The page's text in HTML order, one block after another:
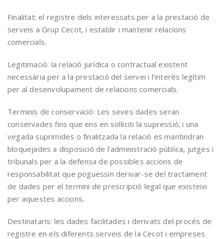
Finalitat: el registre dels interessats per a la prestació de
serveis a Grup Cecot, i establir i mantenir relacions
comercials.
Legitimació: la relació jurídica o contractual existent
necessària per a la prestació del servei i l’interès legítim
per al desenvolupament de relacions comercials.
Terminis de conservació: Les seves dades seran
conservades fins que ens en sol·liciti la supressió; i una
vegada suprimides o finalitzada la relació es mantindran
bloquejades a disposició de l’administració pública, jutges i
tribunals per a la defensa de possibles accions de
responsabilitat que poguessin derivar-se del tractament
de dades per el termini de prescripció legal que existeixi
per aquestes accions.
Destinataris: les dades facilitades i derivats del procés de
registre en els diferents serveis de la Cecot i empreses